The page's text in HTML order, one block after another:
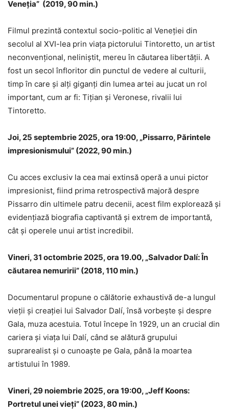
Veneția” (2019, 90 min.)
Filmul prezintă contextul socio-politic al Veneției din
secolul al XVI-lea prin viața pictorului Tintoretto, un artist
neconvențional, neliniștit, mereu în căutarea libertății. A
fost un secol înfloritor din punctul de vedere al culturii,
timp în care și alți giganți din lumea artei au jucat un rol
important, cum ar fi: Tițian și Veronese, rivalii lui
Tintoretto.
Joi, 25 septembrie 2025, ora 19:00, „Pissarro, Părintele
impresionismului” (2022, 90 min.)
Cu acces exclusiv la cea mai extinsă operă a unui pictor
impresionist, fiind prima retrospectivă majoră despre
Pissarro din ultimele patru decenii, acest film explorează și
evidențiază biografia captivantă și extrem de importantă,
cât și operele unui artist incredibil.
Vineri, 31 octombrie 2025, ora 19.00, „Salvador Dalí: În
căutarea nemuririi” (2018, 110 min.)
Documentarul propune o călătorie exhaustivă de-a lungul
vieții și creației lui Salvador Dalí, însă vorbește și despre
Gala, muza acestuia. Totul începe în 1929, un an crucial din
cariera și viața lui Dalí, când se alătură grupului
suprarealist și o cunoaște pe Gala, până la moartea
artistului în 1989.
Vineri, 29 noiembrie 2025, ora 19:00, „Jeff Koons:
Portretul unei vieți” (2023, 80 min.)